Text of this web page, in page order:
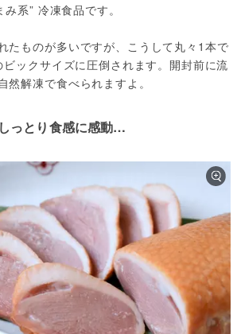
系” 冷凍食品です。
たものが多いですが、こうして丸々1本で
ックサイズに圧倒されます。開封前に流
然解凍で食べられますよ。
っとり食感に感動…